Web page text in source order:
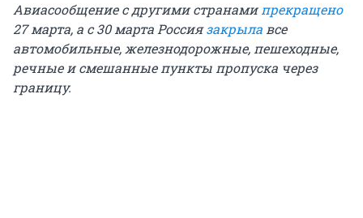
Авиасообщение с другими странами прекращено
27 марта, а с 30 марта Россиязакрыла все
автомобильные, железнодорожные, пешеходные,
речные и смешанные пункты пропуска через
границу.